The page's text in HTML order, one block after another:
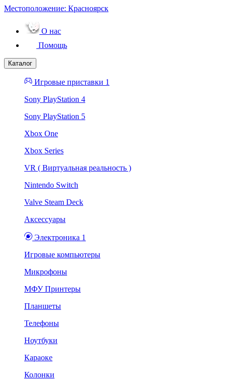
Местоположение: Красноярск
О нас
Помощь
Каталог
Игровые приставки 1
Sony PlayStation 4
Sony PlayStation 5
Xbox One
Xbox Series
VR ( Виртуальная реальность )
Nintendo Switch
Valve Steam Deck
Аксессуары
Электроника 1
Игровые компьютеры
Микрофоны
МФУ Принтеры
Планшеты
Телефоны
Ноутбуки
Караоке
Колонки